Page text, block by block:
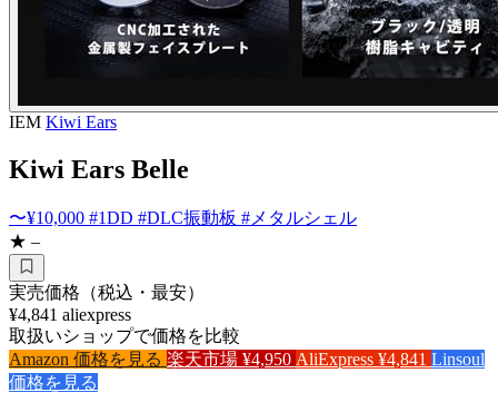
IEM Kiwi Ears
Kiwi Ears Belle
〜¥10,000 #1DD #DLC振動板 #メタルシェル
★ –
実売価格（税込・最安）
¥4,841 aliexpress
取扱いショップで価格を比較
Amazon 価格を見る 楽天市場 ¥4,950 AliExpress ¥4,841 Linsoul
価格を見る